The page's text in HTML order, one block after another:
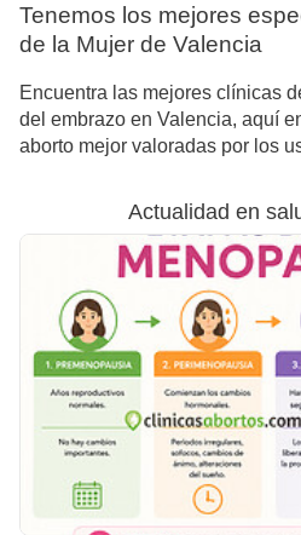
Tenemos los mejores
de la Mujer de Valencia
Encuentra las mejores clínicas
del embrazo en Valencia, aquí
aborto mejor valoradas por los
Actualidad en